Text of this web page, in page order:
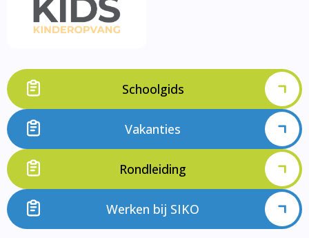
Schoolgids
Vakanties
Rondleiding
Werken bij SIKO